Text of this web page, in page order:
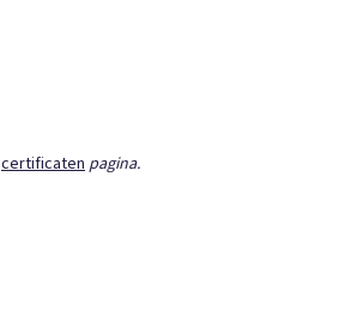
certificaten pagina.